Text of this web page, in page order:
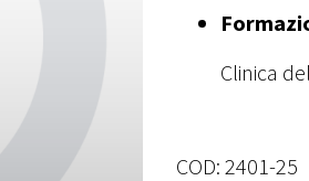
Clinica
COD: 2401-25